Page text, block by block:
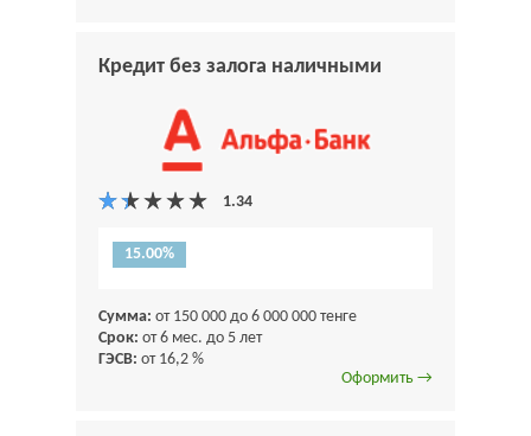
Кредит без залога наличными
15.00%
Сумма: от 150 000 до 6 000 000 тенге
Срок: от 6 мес. до 5 лет
ГЭСВ: от 16,2 %
Оформить →